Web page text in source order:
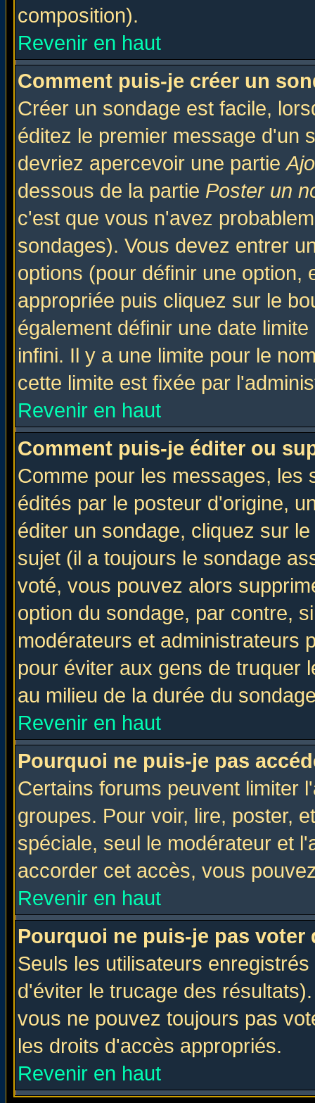
composition).
Revenir en haut
Comment puis-je créer un
Créer un sondage est facile,
éditez le premier message d'un
devriez apercevoir une partie
dessous de la partie Poster un
c'est que vous n'avez
sondages). Vous devez entrer
options (pour définir une option,
appropriée puis cliquez sur le
également définir une date
infini. Il y a une limite pour le
cette limite est fixée par
Revenir en haut
Comment puis-je éditer ou
Comme pour les messages, les
édités par le posteur d'origine,
éditer un sondage, cliquez sur
sujet (il a toujours le sondage
voté, vous pouvez alors
option du sondage, par contre,
modérateurs et administrateurs
pour éviter aux gens de truquer
au milieu de la durée du
Revenir en haut
Pourquoi ne puis-je pas
Certains forums peuvent limiter
groupes. Pour voir, lire, poster,
spéciale, seul le modérateur et
accorder cet accès, vous
Revenir en haut
Pourquoi ne puis-je pas voter
Seuls les utilisateurs
d'éviter le trucage des
vous ne pouvez toujours pas
les droits d'accès appropriés.
Revenir en haut